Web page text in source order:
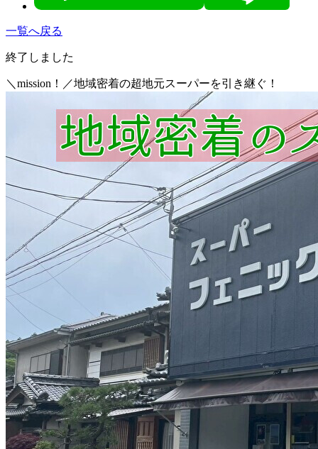
一覧へ戻る
終了しました
＼mission！／地域密着の超地元スーパーを引き継ぐ！